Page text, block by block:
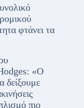
φτάνει τα
«Ο
δείξουμε
πιο